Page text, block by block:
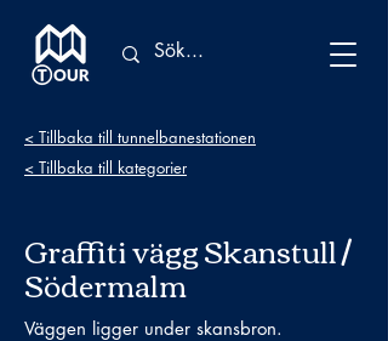
< Tillbaka till tunnelbanestationen
< Tillbaka till kategorier
Graffiti vägg Skanstull /
Södermalm
Väggen ligger under skansbron.